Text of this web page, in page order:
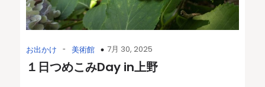
お出かけ - 美術館 7月 30, 2025
１日つめこみDay in上野